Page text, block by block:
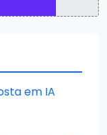
em IA